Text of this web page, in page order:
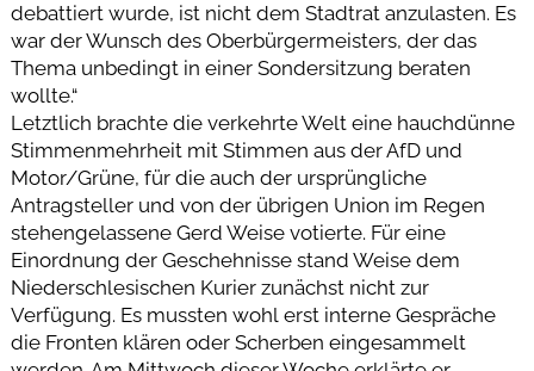
debattiert wurde, ist nicht dem Stadtrat anzulasten. Es
war der Wunsch des Oberbürgermeisters, der das
Thema unbedingt in einer Sondersitzung beraten
wollte.“
Letztlich brachte die verkehrte Welt eine hauchdünne
Stimmenmehrheit mit Stimmen aus der AfD und
Motor/Grüne, für die auch der ursprüngliche
Antragsteller und von der übrigen Union im Regen
stehengelassene Gerd Weise votierte. Für eine
Einordnung der Geschehnisse stand Weise dem
Niederschlesischen Kurier zunächst nicht zur
Verfügung. Es mussten wohl erst interne Gespräche
die Fronten klären oder Scherben eingesammelt